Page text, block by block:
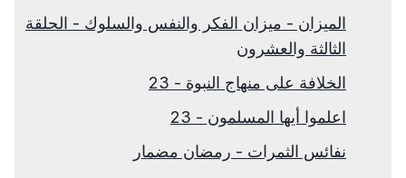
الميزان - ميزان الفكر والنفس والسلوك - الحلقة
الثالثة والعشرون
الخلافة على منهاج النبوة - 23
اعلموا أيها المسلمون - 23
نفائس الثمرات - رمضان مضمار